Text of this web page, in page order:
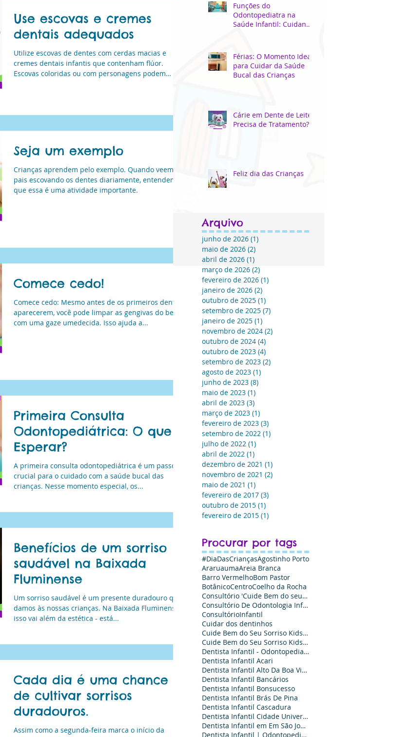
Funções do
Odontopediatra na
Saúde Infantil: Cuidando
Férias: O Momento Ideal
para Cuidar da Saúde
Bucal das Crianças
Cárie em Dente de Leite
Precisa de Tratamento?
Feliz dia das Crianças
Arquivo
junho de 2026 (1)
maio de 2026 (2)
abril de 2026 (1)
março de 2026 (2)
fevereiro de 2026 (1)
janeiro de 2026 (2)
outubro de 2025 (1)
setembro de 2025 (7)
janeiro de 2025 (1)
novembro de 2024 (2)
outubro de 2024 (4)
outubro de 2023 (4)
setembro de 2023 (2)
agosto de 2023 (1)
junho de 2023 (8)
maio de 2023 (1)
abril de 2023 (3)
março de 2023 (1)
fevereiro de 2023 (3)
setembro de 2022 (1)
julho de 2022 (1)
abril de 2022 (1)
dezembro de 2021 (1)
novembro de 2021 (2)
maio de 2021 (1)
fevereiro de 2017 (3)
outubro de 2015 (1)
fevereiro de 2015 (1)
Procurar por tags
#DiaDasCriançasAgostinho Porto
AraruaumaAreia Branca
Barro VermelhoBom Pastor
BotânicoCentroCoelho da Rocha
Consultório 'Cuide Bem do seu Sorriso Kids
Consultório De Odontologia Infantil - Cuide Bem do Seu Sorriso Kids
ConsultórioInfantil
Cuidar dos dentinhos
Cuide Bem do Seu Sorriso Kids Odontologia - Agende sua Consulta
Cuide Bem do Seu Sorriso Kids Odontologia: Odontopediatria e Ortodontia infantil
Dentista Infantil - Odontopediatria é Aqui
Dentista Infantil Acari
Dentista Infantil Alto Da Boa Vista
Dentista Infantil Bancários
Dentista Infantil Bonsucesso‎
Dentista Infantil Brás De Pina‎
Dentista Infantil Cascadura
Dentista Infantil Cidade Universitária
Dentista Infantil em Em São João de Meriti
Dentista Infantil | Odontopediatra no Em São João de Meriti
Use escovas e cremes
dentais adequados
Utilize escovas de dentes com cerdas macias e
cremes dentais infantis que contenham flúor.
Escovas coloridas ou com personagens podem
Seja um exemplo
Crianças aprendem pelo exemplo. Quando veem os
pais escovando os dentes diariamente, entendem
que essa é uma atividade importante.
Comece cedo!
Comece cedo: Mesmo antes de os primeiros dentes
aparecerem, você pode limpar as gengivas do bebê
com uma gaze umedecida. Isso ajuda a...
Primeira Consulta
Odontopediátrica: O que
Esperar?
A primeira consulta odontopediátrica é um passo
crucial para o cuidado com a saúde bucal das
crianças. Nesse momento especial, os...
Benefícios de um sorriso
saudável na Baixada
Fluminense
Um sorriso saudável é um presente duradouro que
damos às nossas crianças. Na Baixada Fluminense,
isso vai além da estética - está...
Cada dia é uma chance
de cultivar sorrisos
duradouros.
Assim como a segunda-feira marca o início da